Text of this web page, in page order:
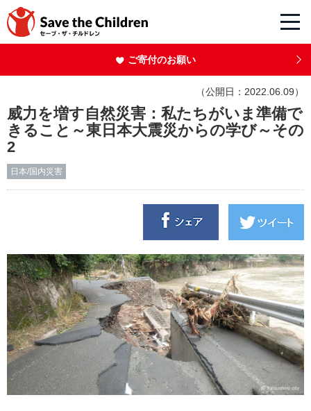
ご寄付のお願い
（公開日：2022.06.09）
威力を増す自然災害：私たちがいま準備で
きること～東日本大震災からの学び～その
2
日本/国内災害